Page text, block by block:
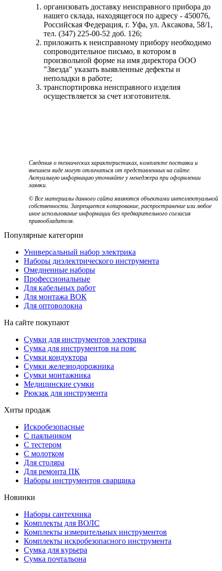
организовать доставку неисправного прибора до
нашего склада, находящегося по адресу - 450076,
Российская Федерация, г. Уфа, ул. Аксакова, 58/1,
тел. (347) 225-00-52 доб. 126;
приложить к неисправному прибору необходимо
сопроводительное письмо, в котором в
произвольной форме на имя директора ООО
"Звезда" указать выявленные дефекты и
неполадки в работе;
транспортировка неисправного изделия
осуществляется за счет изготовителя.
Сведения о технических характеристиках, комплекте поставки и
внешнем виде могут отличаться от представленных на сайте.
Актуальную информацию уточняйте у менеджера при оформлении
заявки.
© Все материалы данного сайта являются объектами интеллектуальной
собственности. Запрещается копирование, распространение или любое
иное использование информации без предварительного согласия
правообладателя.
Популярные категории
Универсальный набор электрика
Наборы диэлектрического инструмента
Омедненные наборы
Профессиональные
Для кабельных работ
Для монтажа ВОК
Для оптоволокна
На сайте покупают
Сумки для инструментов электрика
Сумка для инструментов на пояс
Сумки кондуктора
Сумки железнодорожника
Сумки монтажника
Медицинские сумки
Рюкзак для инструмента
Хиты продаж
Искробезопасные
С паяльником
С тестером
С молотком
Для столяра
Для ремонта ПК
Наборы инструментов сварщика
Новинки
Наборы сантехника
Комплекты для ВОЛС
Комплекты измерительных инструментов
Комплекты искробезопасного инструмента
Сумка для курьера
Сумка почтальона